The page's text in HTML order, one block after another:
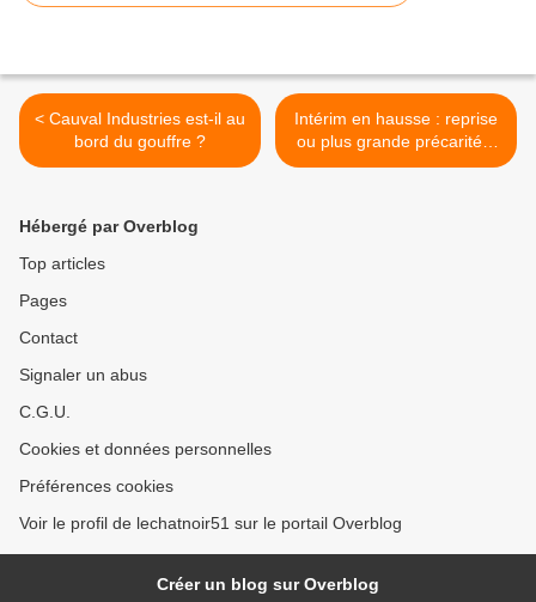
< Cauval Industries est-il au
bord du gouffre ?
Intérim en hausse : reprise
ou plus grande précarité ?
>
Hébergé par Overblog
Top articles
Pages
Contact
Signaler un abus
C.G.U.
Cookies et données personnelles
Préférences cookies
Voir le profil de lechatnoir51 sur le portail Overblog
Créer un blog sur Overblog